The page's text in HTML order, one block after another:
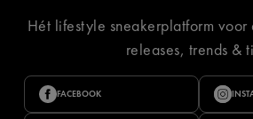
Hét lifestyle sneakerplatform voor
releases, trends &
FACEBOOK